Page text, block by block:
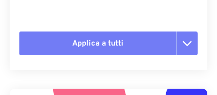
Applica a tutti
Applica da preimpostazione